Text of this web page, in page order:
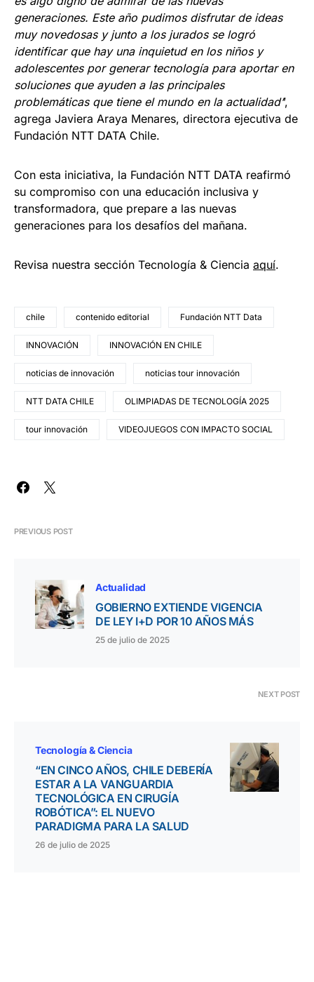
generaciones. Este año pudimos disfrutar de ideas
muy novedosas y junto a los jurados se logró
identificar que hay una inquietud en los niños y
adolescentes por generar tecnología para aportar en
soluciones que ayuden a las principales
problemáticas que tiene el mundo en la actualidad’’,
agrega Javiera Araya Menares, directora ejecutiva de
Fundación NTT DATA Chile.
Con esta iniciativa, la Fundación NTT DATA reafirmó
su compromiso con una educación inclusiva y
transformadora, que prepare a las nuevas
generaciones para los desafíos del mañana.
Revisa nuestra sección Tecnología & Ciencia aquí.
chile contenido editorial Fundación NTT Data
INNOVACIÓN INNOVACIÓN EN CHILE
noticias de innovación noticias tour innovación
NTT DATA CHILE OLIMPIADAS DE TECNOLOGÍA 2025
tour innovación VIDEOJUEGOS CON IMPACTO SOCIAL
PREVIOUS POST
Actualidad
GOBIERNO EXTIENDE VIGENCIA
DE LEY I+D POR 10 AÑOS MÁS
25 de julio de 2025
NEXT POST
Tecnología & Ciencia
“EN CINCO AÑOS, CHILE DEBERÍA
ESTAR A LA VANGUARDIA
TECNOLÓGICA EN CIRUGÍA
ROBÓTICA”: EL NUEVO
PARADIGMA PARA LA SALUD
26 de julio de 2025